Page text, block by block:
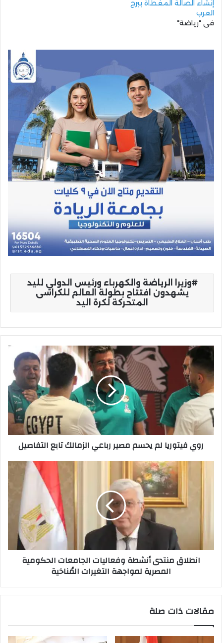
إنشاء الصالة المغطاة ببرج
العرب
في "رياضة"
وزيرا الرياضة والكهرباء ورئيس الدولي لليد
يشهدون افتتاح بطولة العالم للكراسى
المتحركة لكرة اليد
روي
لم
يحسم
مصير
الزمالك
تابع
التفاصيل
روي فيتوريا لم يحسم مصير رباعي الزمالك تابع التفاصيل
الجامعات
التغيرات
المُناخيةانطلاق منتدى أنشطة وفعاليات الجامعات الحكومية
المصرية لمواجهة التغيرات المُناخية
مقالات ذات صلة